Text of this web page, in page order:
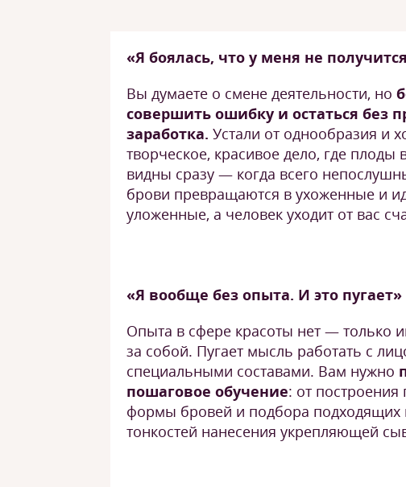
«Я боялась, что у меня не
Вы думаете о смене деятельности, но
совершить ошибку и остаться без
заработка. Устали от однообразия и
творческое, красивое дело, где плоды
видны сразу — когда всего
брови превращаются в ухоженные и
уложенные, а человек уходит от вас
«Я вообще без опыта. И это пугает»
Опыта в сфере красоты нет — только
за собой. Пугает мысль работать с
специальными составами. Вам нужно
пошаговое обучение: от
формы бровей и подбора подходящих
тонкостей нанесения укрепляющей